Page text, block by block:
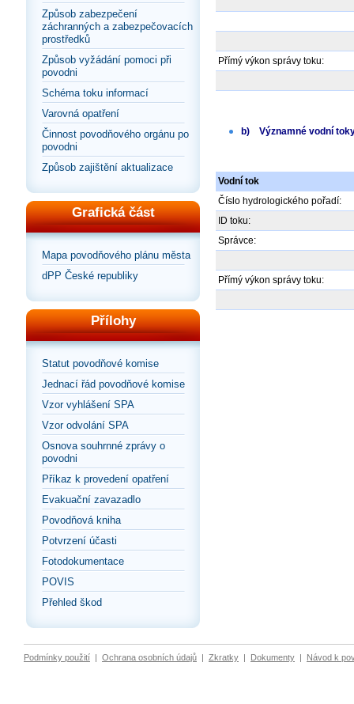
Způsob zabezpečení
záchranných a zabezpečovacích
prostředků
Způsob vyžádání pomoci při
povodni
Schéma toku informací
Varovná opatření
Činnost povodňového orgánu po
povodni
Způsob zajištění aktualizace
Grafická část
Mapa povodňového plánu města
dPP České republiky
Přílohy
Statut povodňové komise
Jednací řád povodňové komise
Vzor vyhlášení SPA
Vzor odvolání SPA
Osnova souhrnné zprávy o
povodni
Příkaz k provedení opatření
Evakuační zavazadlo
Povodňová kniha
Potvrzení účasti
Fotodokumentace
POVIS
Přehled škod
Přímý výkon správy toku:
b) Významné vodní
Vodní tok
Číslo hydrologického pořadí:
ID toku:
Správce:
Přímý výkon správy toku:
Podmínky použití | Ochrana osobních údajů | Zkratky | Dokumenty | Návod k